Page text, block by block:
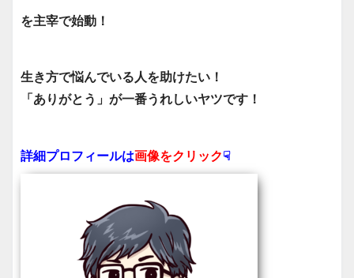
を主宰で始動！
生き方で悩んでいる人を助けたい！
「ありがとう」が一番うれしいヤツです！
詳細プロフィールは画像をクリック☟